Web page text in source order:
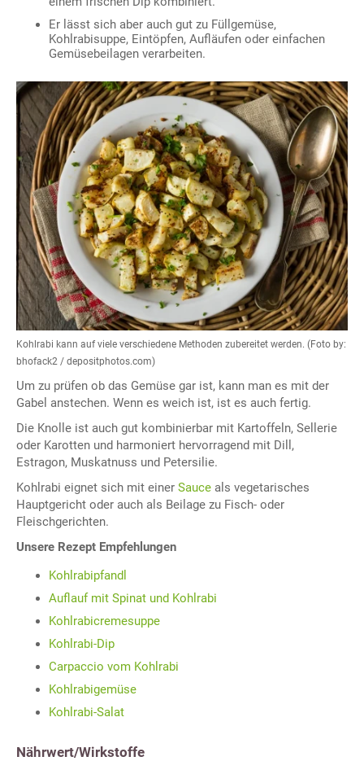
Er lässt sich aber auch gut zu Füllgemüse,
Kohlrabisuppe, Eintöpfen, Aufläufen oder einfachen
Gemüsebeilagen verarbeiten.
Kohlrabi kann auf viele verschiedene Methoden zubereitet werden. (Foto by:
bhofack2 / depositphotos.com)
Um zu prüfen ob das Gemüse gar ist, kann man es mit der
Gabel anstechen. Wenn es weich ist, ist es auch fertig.
Die Knolle ist auch gut kombinierbar mit Kartoffeln, Sellerie
oder Karotten und harmoniert hervorragend mit Dill,
Estragon, Muskatnuss und Petersilie.
Kohlrabi eignet sich mit einer Sauce als vegetarisches
Hauptgericht oder auch als Beilage zu Fisch- oder
Fleischgerichten.
Unsere Rezept Empfehlungen
Kohlrabipfandl
Auflauf mit Spinat und Kohlrabi
Kohlrabicremesuppe
Kohlrabi-Dip
Carpaccio vom Kohlrabi
Kohlrabigemüse
Kohlrabi-Salat
Nährwert/Wirkstoffe